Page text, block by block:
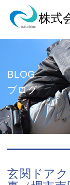
BLOG
ブログ
玄関ドア